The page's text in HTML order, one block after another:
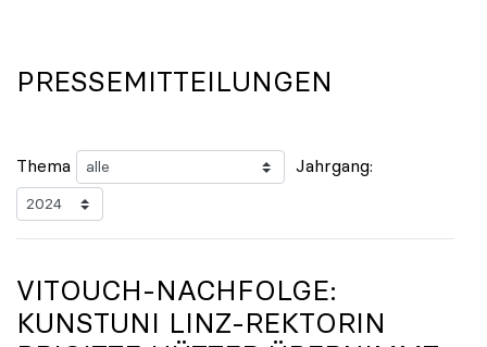
PRESSEMITTEILUNGEN
Thema Jahrgang:
VITOUCH-NACHFOLGE:
KUNSTUNI LINZ-REKTORIN